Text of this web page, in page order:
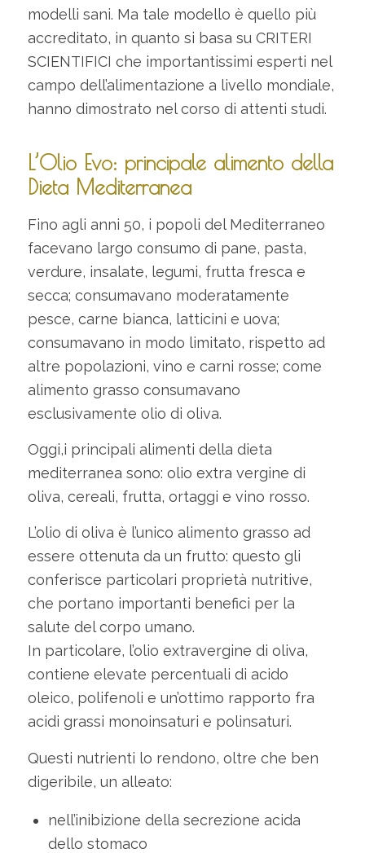
modelli sani. Ma tale modello è quello più
accreditato, in quanto si basa su CRITERI
SCIENTIFICI che importantissimi esperti nel
campo dell’alimentazione a livello mondiale,
hanno dimostrato nel corso di attenti studi.
L’Olio Evo: principale alimento della
Dieta Mediterranea
Fino agli anni 50, i popoli del Mediterraneo
facevano largo consumo di pane, pasta,
verdure, insalate, legumi, frutta fresca e
secca; consumavano moderatamente
pesce, carne bianca, latticini e uova;
consumavano in modo limitato, rispetto ad
altre popolazioni, vino e carni rosse; come
alimento grasso consumavano
esclusivamente olio di oliva.
Oggi,i principali alimenti della dieta
mediterranea sono: olio extra vergine di
oliva, cereali, frutta, ortaggi e vino rosso.
L’olio di oliva è l’unico alimento grasso ad
essere ottenuta da un frutto: questo gli
conferisce particolari proprietà nutritive,
che portano importanti benefici per la
salute del corpo umano.
In particolare, l’olio extravergine di oliva,
contiene elevate percentuali di acido
oleico, polifenoli e un’ottimo rapporto fra
acidi grassi monoinsaturi e polinsaturi.
Questi nutrienti lo rendono, oltre che ben
digeribile, un alleato:
nell’inibizione della secrezione acida
dello stomaco